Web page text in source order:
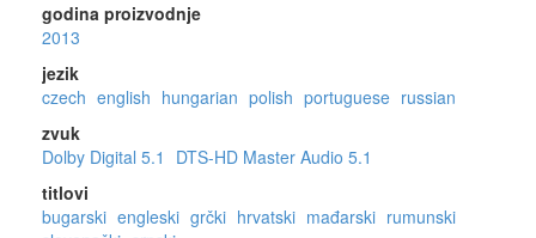
godina proizvodnje
2013
jezik
czech english hungarian polish portuguese russian
zvuk
Dolby Digital 5.1
DTS-HD Master Audio 5.1
titlovi
bugarski engleski grčki hrvatski mađarski rumunski